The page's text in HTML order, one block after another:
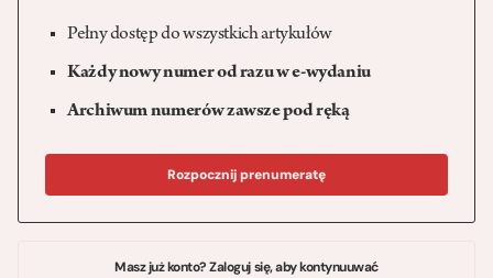
Pełny dostęp do wszystkich artykułów
Każdy nowy numer od razu w e-wydaniu
Archiwum numerów zawsze pod ręką
Rozpocznij prenumeratę
Masz już konto? Zaloguj się, aby kontynuuwać